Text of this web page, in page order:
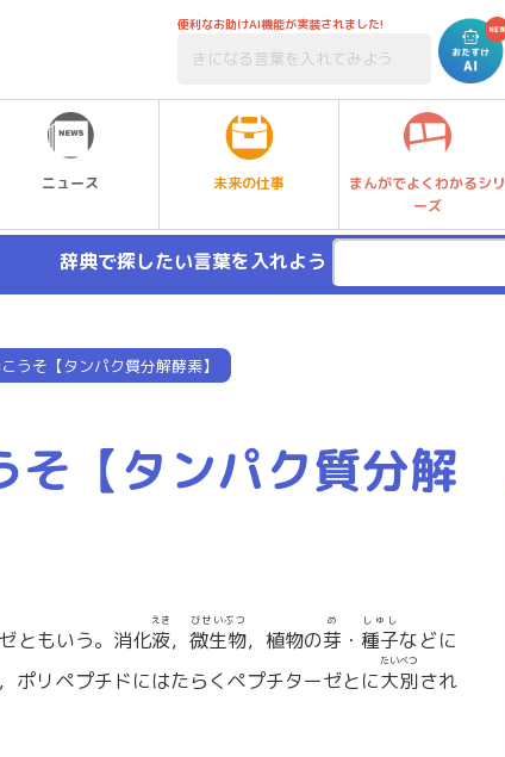
便利なお助けAI機能が実装されました!
ニュース 未来の仕事
まんがでよくわかるシリ
ーズ
辞典で探したい言葉を入れよう
うそ【タンパク質分解酵素】
そ【タンパク質分解
ともいう。消化液
えき
， 微生物
びせいぶつ
，植物の芽
め
・ 種子
しゅし
などに
ポリペプチドにはたらくペプチターゼとに大別
たいべつ
され